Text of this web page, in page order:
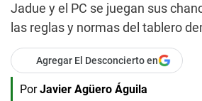
Jadue y el PC se juegan sus
las reglas y normas del tablero
Agregar El Desconcierto en
Por Javier Agüero Águila